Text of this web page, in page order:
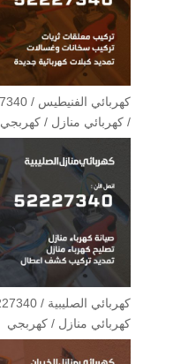
/ كهربائي منازل / كهربجي
كهربائي منازل / كهربجي